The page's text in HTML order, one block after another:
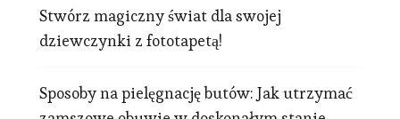
Stwórz magiczny świat dla swojej
dziewczynki z fototapetą!
Sposoby na pielęgnację butów: Jak utrzymać